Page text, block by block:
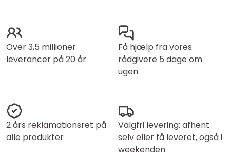
Over 3,5 millioner
leverancer på 20 år
Få hjælp fra vores
rådgivere 5 dage om
ugen
2 års reklamationsret på
alle produkter
Valgfri levering: afhent
selv eller få leveret, også i
weekenden